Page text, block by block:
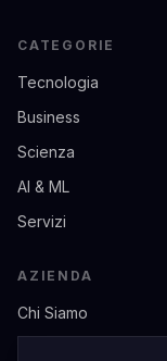
CATEGORIE
Tecnologia
Business
Scienza
AI & ML
Servizi
AZIENDA
Chi Siamo